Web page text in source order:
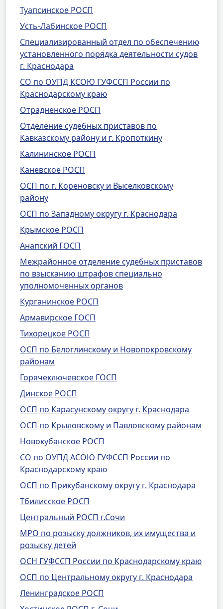
Туапсинское РОСП
Усть-Лабинское РОСП
Специализированный отдел по обеспечению
установленного порядка деятельности судов
г. Краснодара
СО по ОУПД КСОЮ ГУФССП России по
Краснодарскому краю
Отрадненское РОСП
Отделение судебных приставов по
Кавказскому району и г. Кропоткину
Калининское РОСП
Каневское РОСП
ОСП по г. Кореновску и Выселковскому
району
ОСП по Западному округу г. Краснодара
Крымское РОСП
Анапский ГОСП
Межрайонное отделение судебных приставов
по взысканию штрафов специально
уполномоченных органов
Курганинское РОСП
Армавирское ГОСП
Тихорецкое РОСП
ОСП по Белоглинскому и Новопокровскому
районам
Горячеключевское ГОСП
Динское РОСП
ОСП по Карасунскому округу г. Краснодара
ОСП по Крыловскому и Павловскому районам
Новокубанское РОСП
СО по ОУПД АСОЮ ГУФССП России по
Краснодарскому краю
ОСП по Прикубанскому округу г. Краснодара
Тбилисское РОСП
Центральный РОСП г.Сочи
МРО по розыску должников, их имущества и
розыску детей
ОСН ГУФССП России по Краснодарскому краю
ОСП по Центральному округу г. Краснодара
Ленинградское РОСП